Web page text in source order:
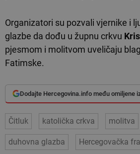
Organizatori su pozvali vjernike i
glazbe da dođu u župnu crkvu
pjesmom i molitvom uveličaju
Fatimske.
Dodajte Hercegovina.info među omiljene
Čitluk katolička crkva molitva
duhovna glazba Hercegovačka